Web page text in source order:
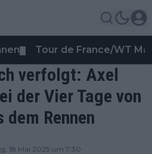
Tour de France/WT
verfolgt: Axel
der Vier Tage von
dem Rennen
18 Mai 2025 um 7:30